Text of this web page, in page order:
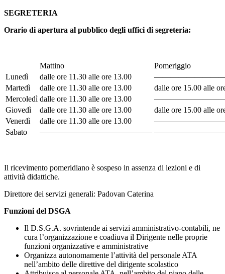
SEGRETERIA
Orario di apertura al pubblico degli uffici di segreteria:
Mattino
Pomeriggio
Lunedì
dalle ore 11.30 alle ore 13.00
Martedì
dalle ore 11.30 alle ore 13.00
dalle ore 15.00 alle
Mercoledì dalle ore 11.30 alle ore 13.00
Giovedì
dalle ore 11.30 alle ore 13.00
dalle ore 15.00 alle
Venerdì
dalle ore 11.30 alle ore 13.00
Sabato
——————————————
Il ricevimento pomeridiano è sospeso in assenza di lezioni e di
attività didattiche.
Direttore dei servizi generali: Padovan Caterina
Funzioni del DSGA
Il D.S.G.A. sovrintende ai servizi amministrativo-contabili, ne
cura l’organizzazione e coadiuva il Dirigente nelle proprie
funzioni organizzative e amministrative
Organizza autonomamente l’attività del personale ATA
nell’ambito delle direttive del dirigente scolastico